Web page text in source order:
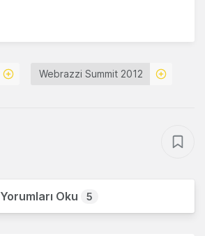
Webrazzi Summit 2012
Yorumları Oku 5